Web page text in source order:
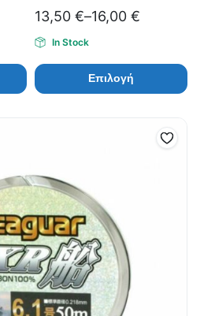
13,50 €–16,00 €
In Stock
Επιλογή